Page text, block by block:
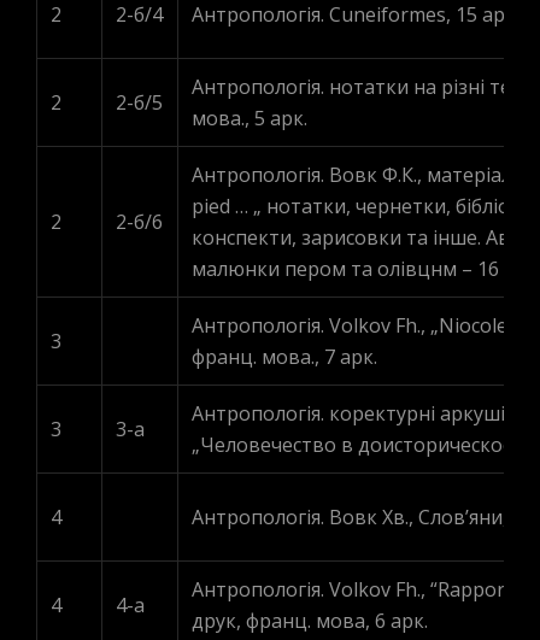
2 2-б/4 Антропологія. Cuneiformes, 15 арк.
2 2-б/5
Антропологія. нотатки на різні
мова., 5 арк.
2 2-б/6
Антропологія. Вовк Ф.К., матеріали
pied … „ нотатки, чернетки,
конспекти, зарисовки та інше.
малюнки пером та олівцнм – 16 шт.
3
Антропологія. Volkov Fh.,
франц. мова., 7 арк.
3 3-a
Антропологія. коректурні аркуші
„Человечество в доисторическое
4 Антропологія. Вовк Хв., Слов’яни,
4 4-a
Антропологія. Volkov Fh., “Rapport
друк, франц. мова, 6 арк.